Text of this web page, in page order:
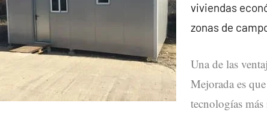
viviendas
zonas de
Una de las
Mejorada es
tecnologías más